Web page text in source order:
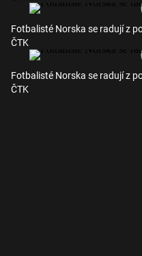
Fotbalisté Norska se radují z
ČTK
Fotbalisté Norska se radují z
ČTK